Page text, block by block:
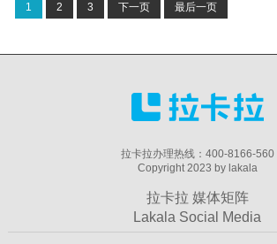
1 2 3 下一页 最后一页
拉卡拉办理热线：400-8166-560
Copyright 2023 by lakala
拉卡拉 媒体矩阵
Lakala Social Media